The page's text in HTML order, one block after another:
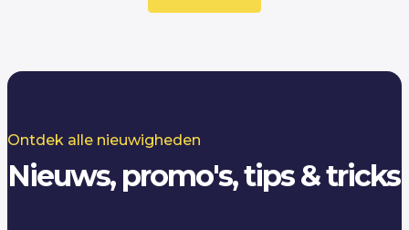
Ontdek alle nieuwigheden
Nieuws, promo's, tips & tricks